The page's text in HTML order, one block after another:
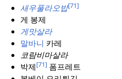
새우풀라오밥[71]
게 봉제
게맛살라
말바니 카레
코람비마살라
박제[71]폼프레트